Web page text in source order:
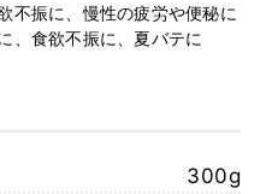
不振に、慢性の疲労や便秘に
、食欲不振に、夏バテに
300g